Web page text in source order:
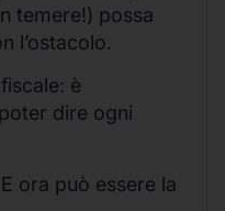
temere!) possa
l’ostacolo.
è
dire ogni
ora può essere la